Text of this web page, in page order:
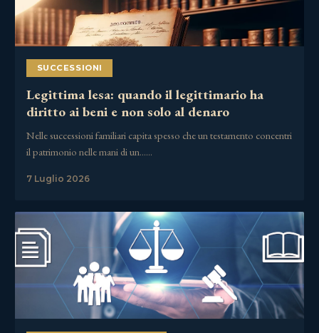
SUCCESSIONI
Legittima lesa: quando il legittimario ha
diritto ai beni e non solo al denaro
Nelle successioni familiari capita spesso che un testamento concentri
il patrimonio nelle mani di un……
7 Luglio 2026